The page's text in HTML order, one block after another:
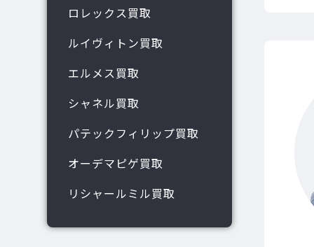
ロレックス買取
ルイヴィトン買取
エルメス買取
シャネル買取
パテックフィリップ買取
オーデマピゲ買取
リシャールミル買取